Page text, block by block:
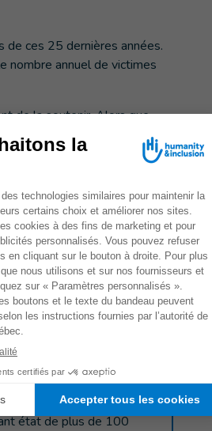
de ces 25 dernières années.
nombre annuel de victimes
de la soutenir. Alors que
– une avancée significative
État partie à ce traité
en fait une norme universelle
mondiale. Selon le
des civils. Le rapport a
explosifs de guerre
46 % des victimes.
couvrant l'année
état de plus de 100